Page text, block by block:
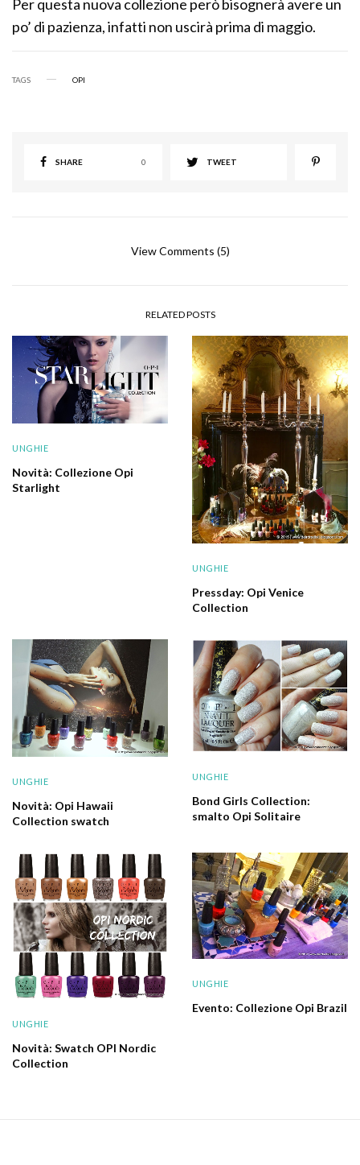
Per questa nuova collezione però bisognerà avere un
po’ di pazienza, infatti non uscirà prima di maggio.
TAGS OPI
SHARE 0 TWEET
View Comments (5)
RELATED POSTS
UNGHIE
Novità: Collezione Opi
Starlight
UNGHIE
Pressday: Opi Venice
Collection
UNGHIE
Novità: Opi Hawaii
Collection swatch
UNGHIE
Bond Girls Collection:
smalto Opi Solitaire
UNGHIE
Novità: Swatch OPI Nordic
Collection
UNGHIE
Evento: Collezione Opi Brazil